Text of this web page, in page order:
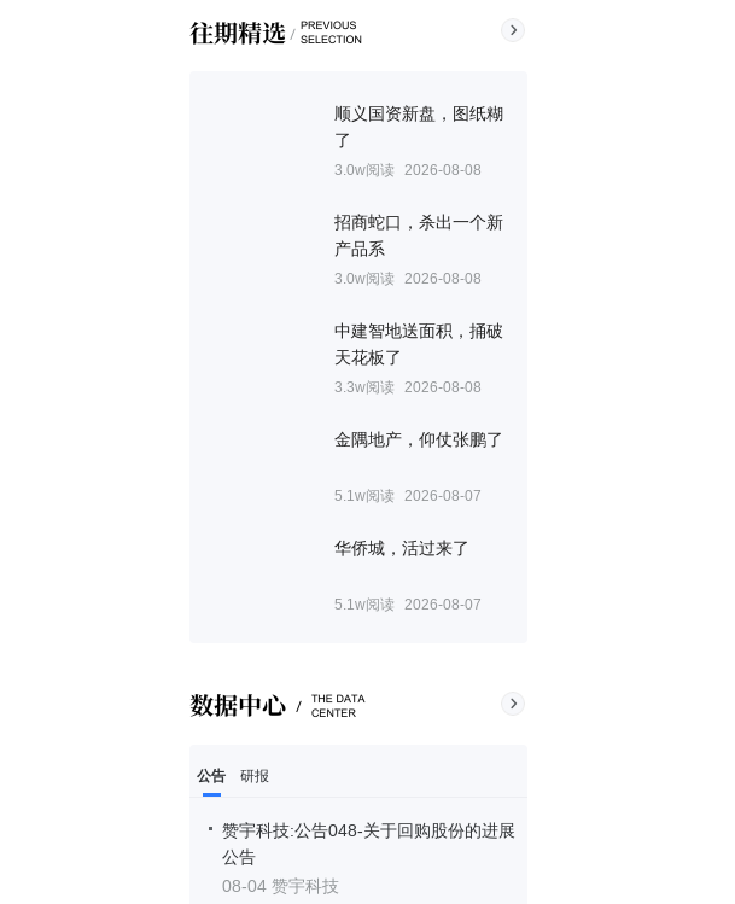
顺义国资新盘，图纸糊
了
3.0w阅读 2026-08-08
招商蛇口，杀出一个新
产品系
3.0w阅读 2026-08-08
中建智地送面积，捅破
天花板了
3.3w阅读 2026-08-08
金隅地产，仰仗张鹏了
5.1w阅读 2026-08-07
华侨城，活过来了
5.1w阅读 2026-08-07
公告 研报
赞宇科技:公告048-关于回购股份的进展
公告
08-04 赞宇科技